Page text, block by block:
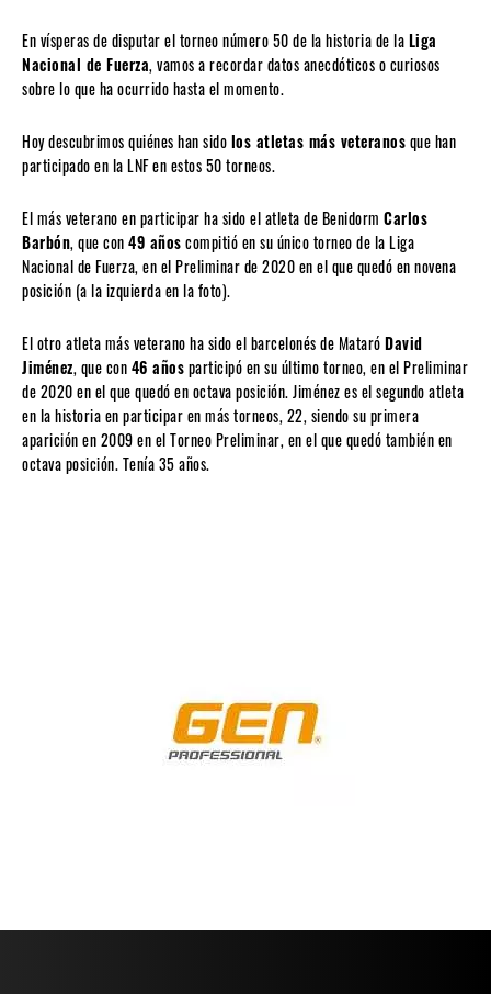
En vísperas de disputar el torneo número 50 de la historia de laLiga
Nacional de Fuerza, vamos a recordar datos anecdóticos o curiosos
sobre lo que ha ocurrido hasta el momento.
Hoy descubrimos quiénes han sidolos atletas más veteranosque han
participado en la LNF en estos 50 torneos.
El más veterano en participar ha sido el atleta de Benidorm Carlos
Barbón, que con49 añoscompitió en su único torneo de la Liga
Nacional de Fuerza, en el Preliminar de 2020 en el que quedó en novena
posición (a la izquierda en la foto).
El otro atleta más veterano ha sido el barcelonés de MataróDavid
Jiménez, que con46 añosparticipó en su último torneo, en el Preliminar
de 2020 en el que quedó en octava posición. Jiménez es el segundo atleta
en la historia en participar en más torneos, 22, siendo su primera
aparición en 2009 en el Torneo Preliminar, en el que quedó también en
octava posición. Tenía 35 años.